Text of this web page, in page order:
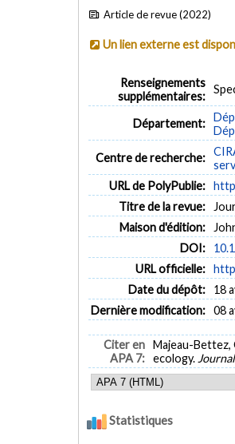
Article de revue (2022)
Un lien externe est
Renseignements
supplémentaires:
Département:
Centre de recherche:
URL de PolyPublie:
Titre de la revue:
Maison d'édition:
DOI:
URL officielle:
Date du dépôt:
18
Dernière modification: 08
Citer en
APA 7:
Majeau-Bettez,
ecology.
Statistiques